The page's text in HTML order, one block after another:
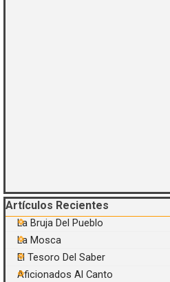
Saltar el bloque Artículos Recientes
Artículos Recientes
La Bruja Del Pueblo
La Mosca
El Tesoro Del Saber
Aficionados Al Canto